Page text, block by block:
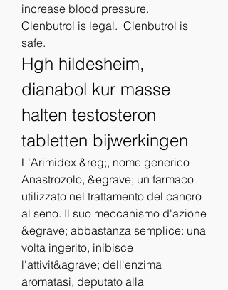
increase blood pressure. ️
Clenbutrol is legal. ️ Clenbutrol is
safe.
Hgh hildesheim,
dianabol kur masse
halten testosteron
tabletten bijwerkingen
L'Arimidex &reg;, nome generico
Anastrozolo, &egrave; un farmaco
utilizzato nel trattamento del cancro
al seno. Il suo meccanismo d'azione
&egrave; abbastanza semplice: una
volta ingerito, inibisce
l'attivit&agrave; dell'enzima
aromatasi, deputato alla